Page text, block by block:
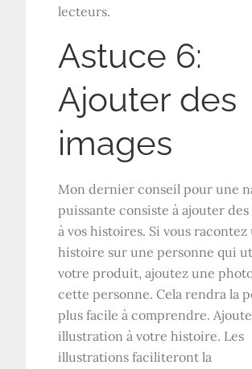
lecteurs.
Astuce 6:
Ajouter des
images
Mon dernier conseil pour une
puissante consiste à ajouter des
à vos histoires. Si vous racontez
histoire sur une personne qui
votre produit, ajoutez une
cette personne. Cela rendra la
plus facile à comprendre.
illustration à votre histoire. Les
illustrations faciliteront la